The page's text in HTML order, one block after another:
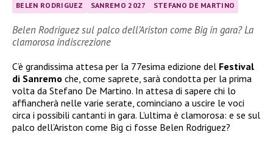
BELEN RODRIGUEZ SANREMO 2027 STEFANO DE MARTINO
Belen Rodriguez sul palco dell’Ariston come Big in gara? La
clamorosa indiscrezione
C’è grandissima attesa per la 77esima edizione del Festival
di Sanremo che, come saprete, sarà condotta per la prima
volta da Stefano De Martino. In attesa di sapere chi lo
affiancherà nelle varie serate, cominciano a uscire le voci
circa i possibili cantanti in gara. L’ultima è clamorosa: e se sul
palco dell’Ariston come Big ci fosse Belen Rodriguez?